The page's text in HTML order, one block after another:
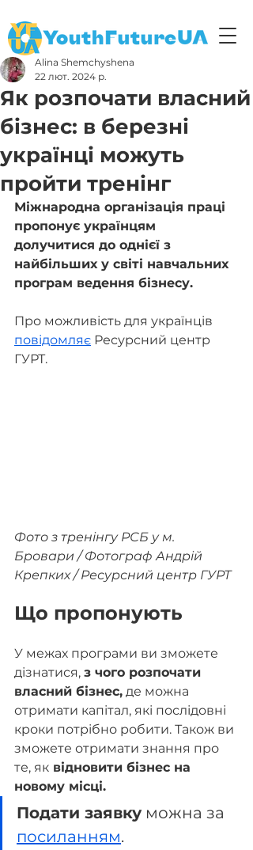
Як розпочати власний
бізнес: в березні
українці можуть
пройти тренінг
Alina Shemchyshena
22 лют. 2024 р.
Міжнародна організація праці
пропонує українцям
долучитися до однієї з
найбільших у світі навчальних
програм ведення бізнесу.
Про можливість для українців
повідомляє Ресурсний центр
ГУРТ.
Фото з тренінгу РСБ у м.
Бровари / Фотограф Андрій
Крепких / Ресурсний центр ГУРТ
Що пропонують
У межах програми ви зможете
дізнатися, з чого розпочати
власний бізнес, де можна
отримати капітал, які послідовні
кроки потрібно робити. Також ви
зможете отримати знання про
те, як відновити бізнес на
новому місці.
Подати заявку можна за
посиланням.